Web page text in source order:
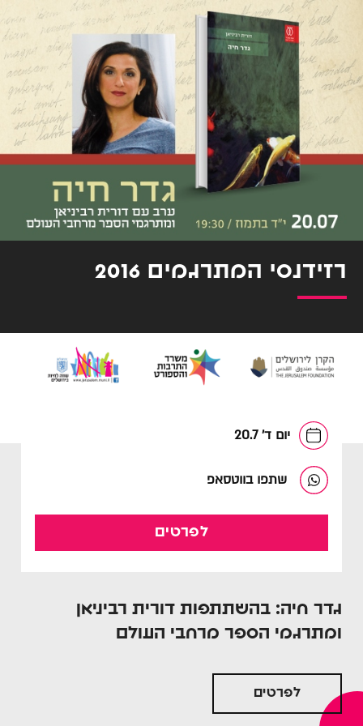
רזידנסי המתרגמים 2016
יום ד' 20.7
שתפו בווטסאפ
לפרטים
גדר חיה: בהשתתפות דורית רביניאן
ומתרגמי הספר מרחבי העולם
לפרטים